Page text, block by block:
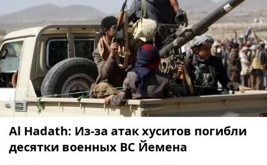
Al Hadath: Из-за атак хуситов погибли
десятки военных ВС Йемена